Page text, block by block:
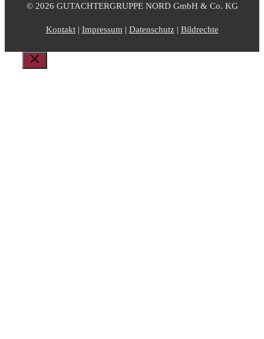
© 2026 GUTACHTERGRUPPE NORD GmbH & Co. KG
Kontakt| Impressum | Datenschutz| Bildrechte
Schließen